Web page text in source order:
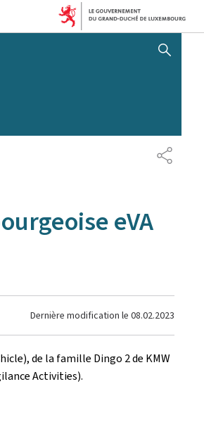
AFFICHER / MASQUER
eVA
Dernière modification le 08.02.2023
de la famille Dingo 2 de KMW
Activities).